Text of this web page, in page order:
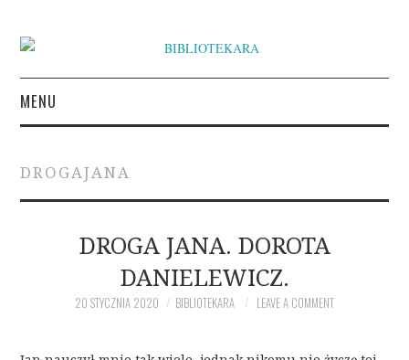
MENU
INSPIRACJE LITERACKIE
O BIBLIOTEKARZE
NAPISZ DO BIBLIOTEKARY
DROGAJANA
DROGA JANA. DOROTA
DANIELEWICZ.
20 STYCZNIA 2020 BIBLIOTEKARA LEAVE A COMMENT